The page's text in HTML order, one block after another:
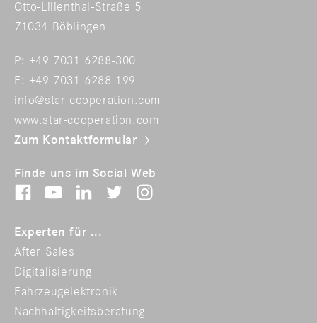
Otto-Lilienthal-Straße 5
71034 Böblingen
P: +49 7031 6288-300
F: +49 7031 6288-199
info@star-cooperation.com
www.star-cooperation.com
Zum Kontaktformular
Finde uns im Social Web
Experten für ...
After Sales
Digitalisierung
Fahrzeugelektronik
Nachhaltigkeitsberatung